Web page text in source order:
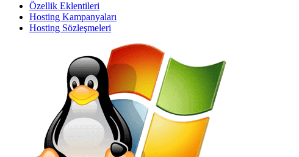
Özellik Eklentileri
Hosting Kampanyaları
Hosting Sözleşmeleri